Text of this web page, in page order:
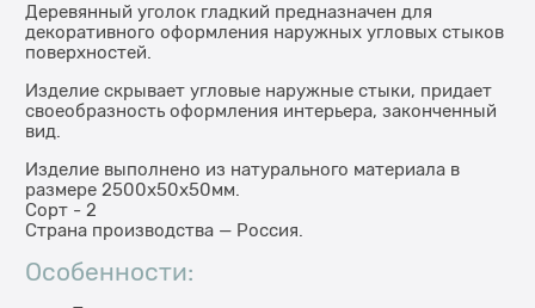
Деревянный уголок гладкий предназначен для
декоративного оформления наружных угловых стыков
поверхностей.
Изделие скрывает угловые наружные стыки, придает
своеобразность оформления интерьера, законченный
вид.
Изделие выполнено из натурального материала в
размере 2500х50х50мм.
Сорт - 2
Страна производства — Россия.
Особенности: